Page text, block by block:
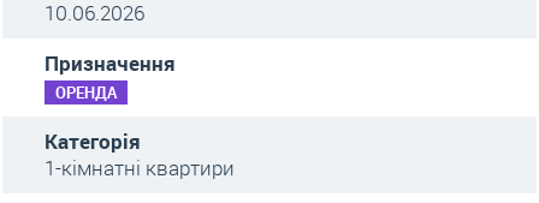
10.06.2026
Призначення
ОРЕНДА
Категорія
1-кімнатні квартири